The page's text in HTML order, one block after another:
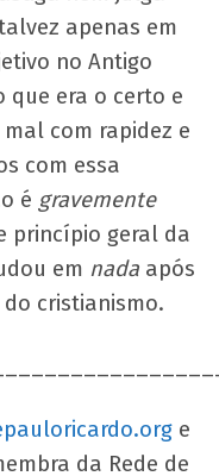
apenas em
no Antigo
que era o certo e
com rapidez e
com essa
é gravemente
princípio geral da
em nada após
cristianismo.
e
da Rede de